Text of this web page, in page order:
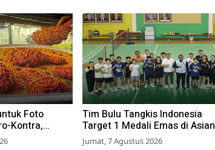
Foto
Kontra,
Asli
Tim Bulu Tangkis Indonesia
Target 1 Medali Emas di Asian
Games 2026
Jumat, 7 Agustus 2026